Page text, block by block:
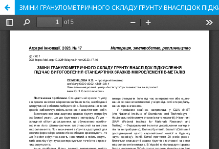
ЗМІНИ ГРАНУЛОМЕТРИЧНОГО СКЛАДУ ГРУНТУ ВНАСЛІДОК